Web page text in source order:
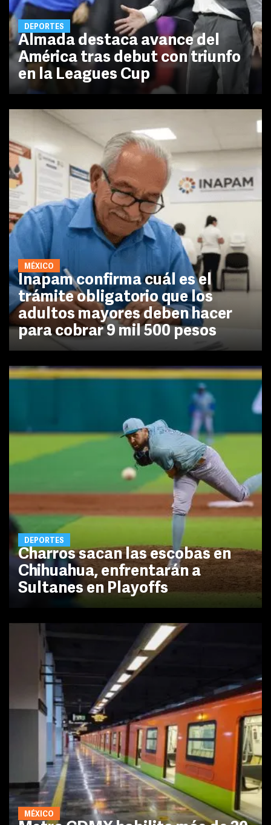
DEPORTES
Almada destaca avance del
América tras debut con triunfo
en la Leagues Cup
MÉXICO
Inapam confirma cuál es el
trámite obligatorio que los
adultos mayores deben hacer
para cobrar 9 mil 500 pesos
DEPORTES
Charros sacan las escobas en
Chihuahua, enfrentarán a
Sultanes en Playoffs
MÉXICO